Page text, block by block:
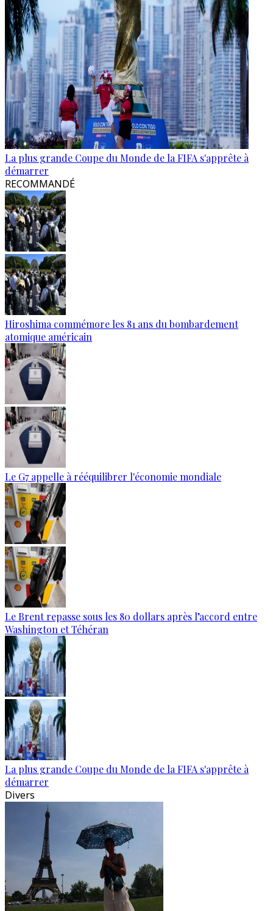
La plus grande Coupe du Monde de la FIFA s'apprête à
démarrer
RECOMMANDÉ
Hiroshima commémore les 81 ans du bombardement
atomique américain
Le G7 appelle à rééquilibrer l'économie mondiale
Le Brent repasse sous les 80 dollars après l’accord entre
Washington et Téhéran
La plus grande Coupe du Monde de la FIFA s'apprête à
démarrer
Divers